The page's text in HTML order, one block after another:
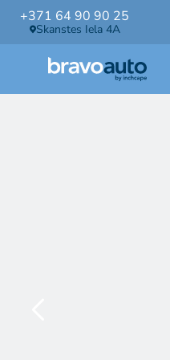
+371 64 90 90 25
Skanstes Iela 4A